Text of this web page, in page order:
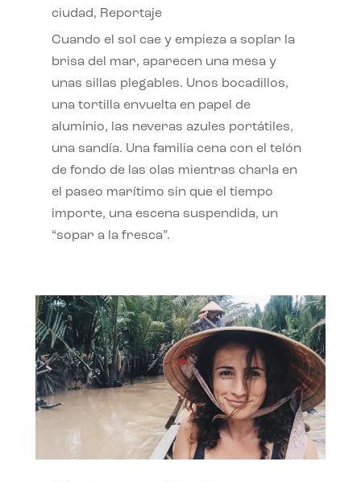
ciudad, Reportaje
Cuando el sol cae y empieza a soplar la
brisa del mar, aparecen una mesa y
unas sillas plegables. Unos bocadillos,
una tortilla envuelta en papel de
aluminio, las neveras azules portátiles,
una sandía. Una familia cena con el telón
de fondo de las olas mientras charla en
el paseo marítimo sin que el tiempo
importe, una escena suspendida, un
“sopar a la fresca”.